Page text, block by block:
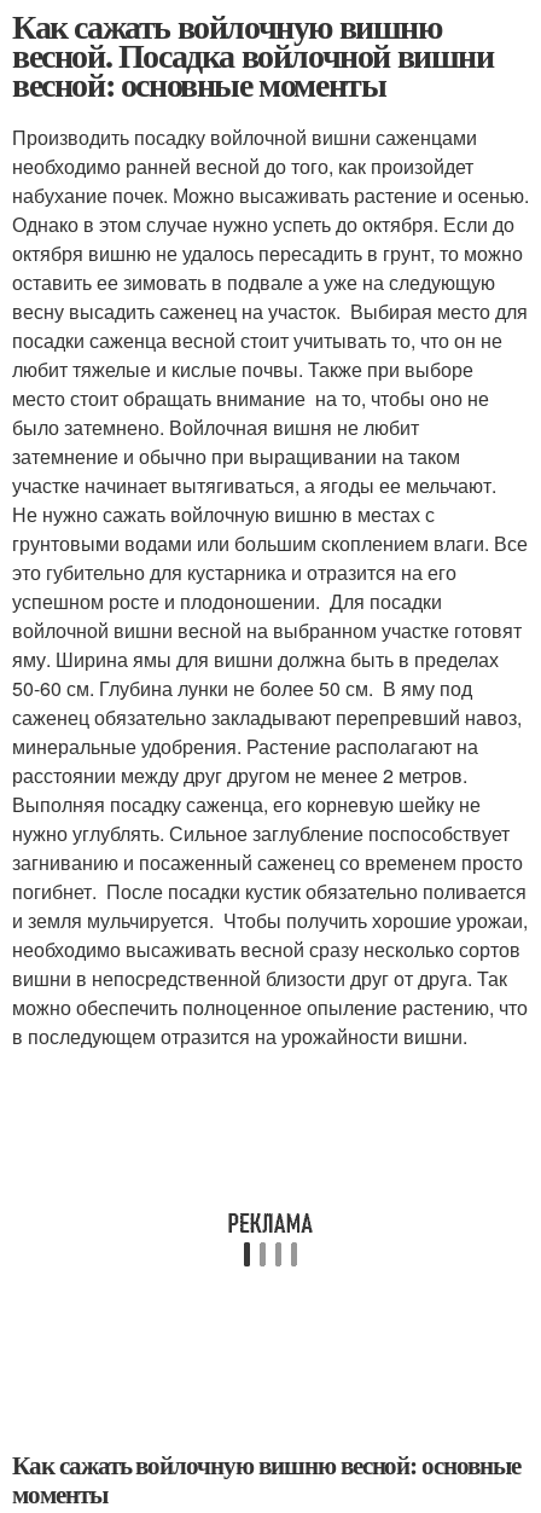
Как сажать войлочную вишню
весной. Посадка войлочной вишни
весной: основные моменты
Производить посадку войлочной вишни саженцами
необходимо ранней весной до того, как произойдет
набухание почек. Можно высаживать растение и осенью.
Однако в этом случае нужно успеть до октября. Если до
октября вишню не удалось пересадить в грунт, то можно
оставить ее зимовать в подвале а уже на следующую
весну высадить саженец на участок. Выбирая место для
посадки саженца весной стоит учитывать то, что он не
любит тяжелые и кислые почвы. Также при выборе
место стоит обращать внимание на то, чтобы оно не
было затемнено. Войлочная вишня не любит
затемнение и обычно при выращивании на таком
участке начинает вытягиваться, а ягоды ее мельчают.
Не нужно сажать войлочную вишню в местах с
грунтовыми водами или большим скоплением влаги. Все
это губительно для кустарника и отразится на его
успешном росте и плодоношении. Для посадки
войлочной вишни весной на выбранном участке готовят
яму. Ширина ямы для вишни должна быть в пределах
50-60 см. Глубина лунки не более 50 см. В яму под
саженец обязательно закладывают перепревший навоз,
минеральные удобрения. Растение располагают на
расстоянии между друг другом не менее 2 метров.
Выполняя посадку саженца, его корневую шейку не
нужно углублять. Сильное заглубление поспособствует
загниванию и посаженный саженец со временем просто
погибнет. После посадки кустик обязательно поливается
и земля мульчируется. Чтобы получить хорошие урожаи,
необходимо высаживать весной сразу несколько сортов
вишни в непосредственной близости друг от друга. Так
можно обеспечить полноценное опыление растению, что
в последующем отразится на урожайности вишни.
Как сажать войлочную вишню весной: основные
моменты